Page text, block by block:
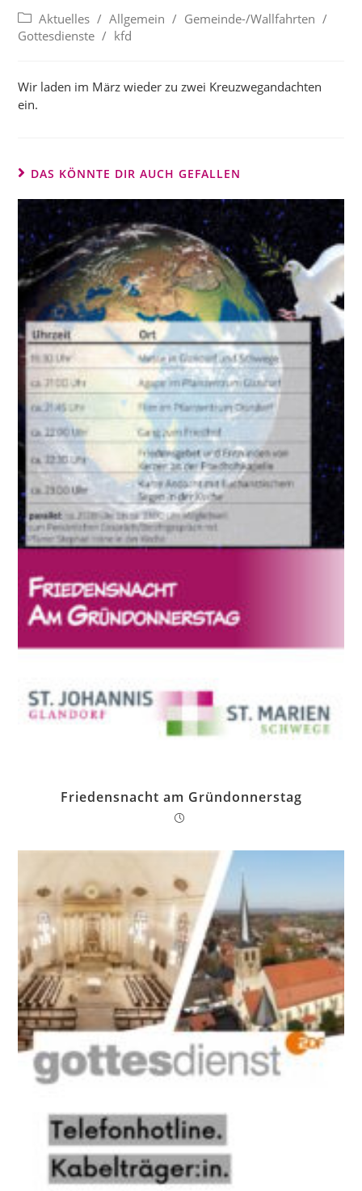
Beitrags-
Kategorie:
Aktuelles / Allgemein / Gemeinde-/Wallfahrten /
Gottesdienste / kfd
Wir laden im März wieder zu zwei Kreuzwegandachten
ein.
DAS KÖNNTE DIR AUCH GEFALLEN
Friedensnacht am Gründonnerstag